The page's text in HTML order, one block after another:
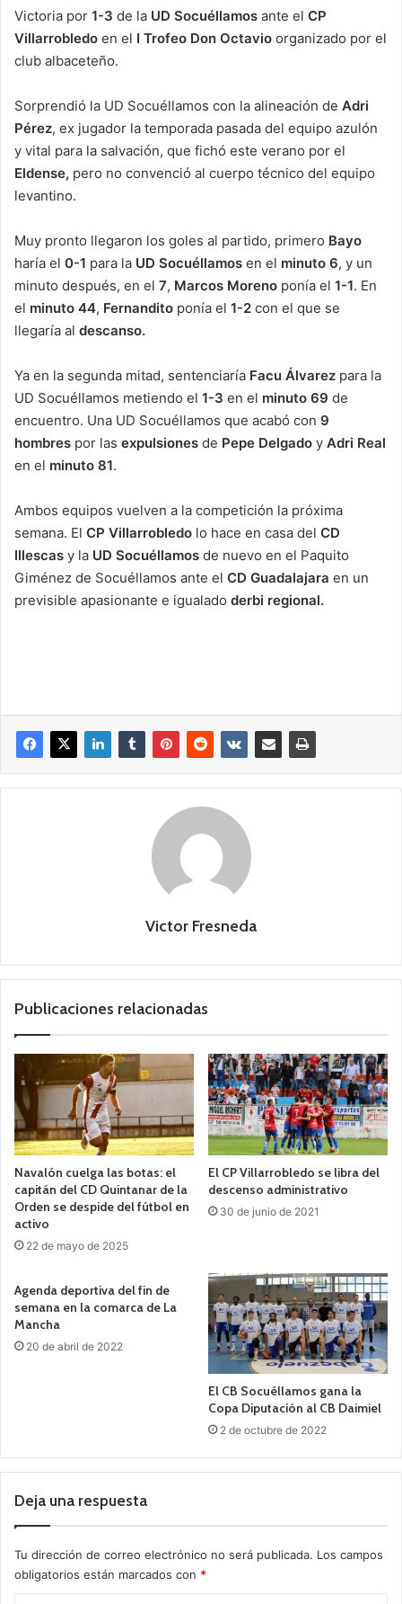
Victoria por 1-3 de la UD Socuéllamos ante el CP
Villarrobledo en el I Trofeo Don Octavio organizado por el
club albaceteño.
Sorprendió la UD Socuéllamos con la alineación de Adri
Pérez, ex jugador la temporada pasada del equipo azulón
y vital para la salvación, que fichó este verano por el
Eldense, pero no convenció al cuerpo técnico del equipo
levantino.
Muy pronto llegaron los goles al partido, primero Bayo
haría el 0-1 para la UD Socuéllamos en el minuto 6, y un
minuto después, en el 7, Marcos Moreno ponía el 1-1. En
el minuto 44, Fernandito ponía el 1-2 con el que se
llegaría al descanso.
Ya en la segunda mitad, sentenciaría Facu Álvarez para la
UD Socuéllamos metiendo el 1-3 en el minuto 69 de
encuentro. Una UD Socuéllamos que acabó con 9
hombres por las expulsiones de Pepe Delgado y Adri Real
en el minuto 81.
Ambos equipos vuelven a la competición la próxima
semana. El CP Villarrobledo lo hace en casa del CD
Illescas y la UD Socuéllamos de nuevo en el Paquito
Giménez de Socuéllamos ante el CD Guadalajara en un
previsible apasionante e igualado derbi regional.
Victor Fresneda
Publicaciones relacionadas
Navalón cuelga las botas: el
capitán del CD Quintanar de la
Orden se despide del fútbol en
activo
22 de mayo de 2025
El CP Villarrobledo se libra del
descenso administrativo
30 de junio de 2021
Agenda deportiva del fin de
semana en la comarca de La
Mancha
20 de abril de 2022
El CB Socuéllamos gana la
Copa Diputación al CB Daimiel
2 de octubre de 2022
Deja una respuesta
Tu dirección de correo electrónico no será publicada. Los campos
obligatorios están marcados con *